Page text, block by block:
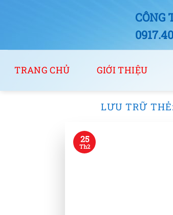
CÔNG
TRANG CHỦ GIỚI THIỆU
LƯU TRỮ THẺ:
25
Th2